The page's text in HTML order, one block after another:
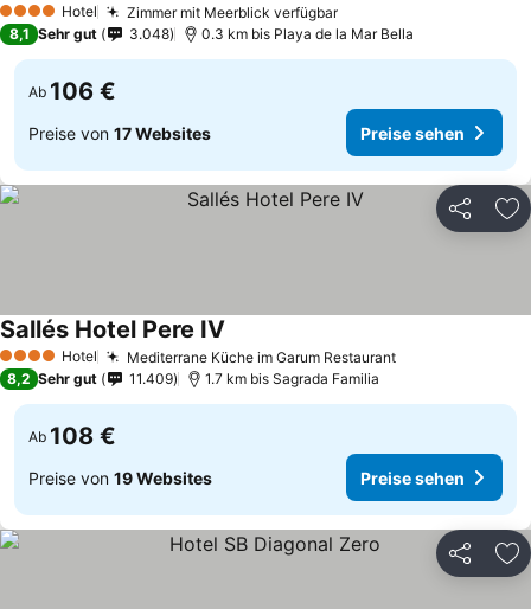
4 Sterne Hotel Zimmer mit Meerblick verfügbar
8,1 Sehr gut 3.048 0.3 km bis Playa de la Mar Bella
Ab 106 €
Preise von 17 Websites Preise sehen
Teilen
4 Sterne Hotel Mediterrane Küche im Garum Restaurant
Sallés Hotel Pere IV
8,2 Sehr gut 11.409 1.7 km bis Sagrada Familia
Ab 108 €
Preise von 19 Websites Preise sehen
Teilen